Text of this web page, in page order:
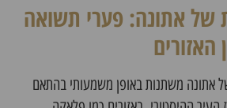
של אתונה: פערי תשואה
האזורים
אתונה משתנות באופן משמעותי בהתאם